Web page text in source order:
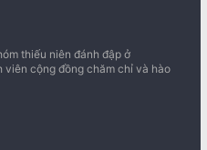
thiếu niên đánh đập ở
viên cộng đồng chăm chỉ và hào